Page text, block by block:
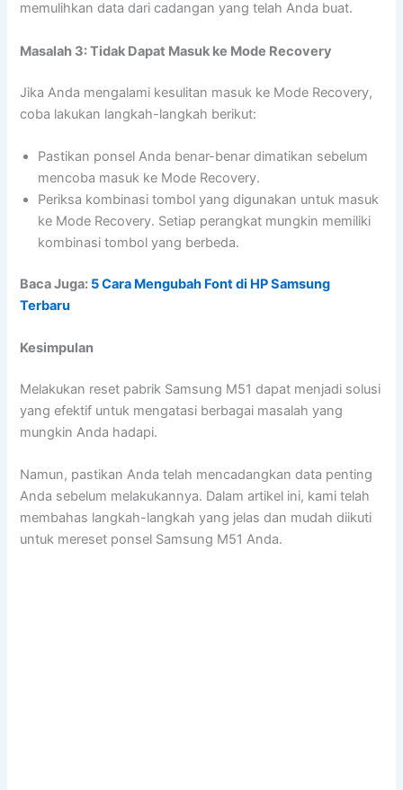
memulihkan data dari cadangan yang telah Anda buat.
Masalah 3: Tidak Dapat Masuk ke Mode Recovery
Jika Anda mengalami kesulitan masuk ke Mode Recovery,
coba lakukan langkah-langkah berikut:
Pastikan ponsel Anda benar-benar dimatikan sebelum
mencoba masuk ke Mode Recovery.
Periksa kombinasi tombol yang digunakan untuk masuk
ke Mode Recovery. Setiap perangkat mungkin memiliki
kombinasi tombol yang berbeda.
Baca Juga: 5 Cara Mengubah Font di HP Samsung
Terbaru
Kesimpulan
Melakukan reset pabrik Samsung M51 dapat menjadi solusi
yang efektif untuk mengatasi berbagai masalah yang
mungkin Anda hadapi.
Namun, pastikan Anda telah mencadangkan data penting
Anda sebelum melakukannya. Dalam artikel ini, kami telah
membahas langkah-langkah yang jelas dan mudah diikuti
untuk mereset ponsel Samsung M51 Anda.